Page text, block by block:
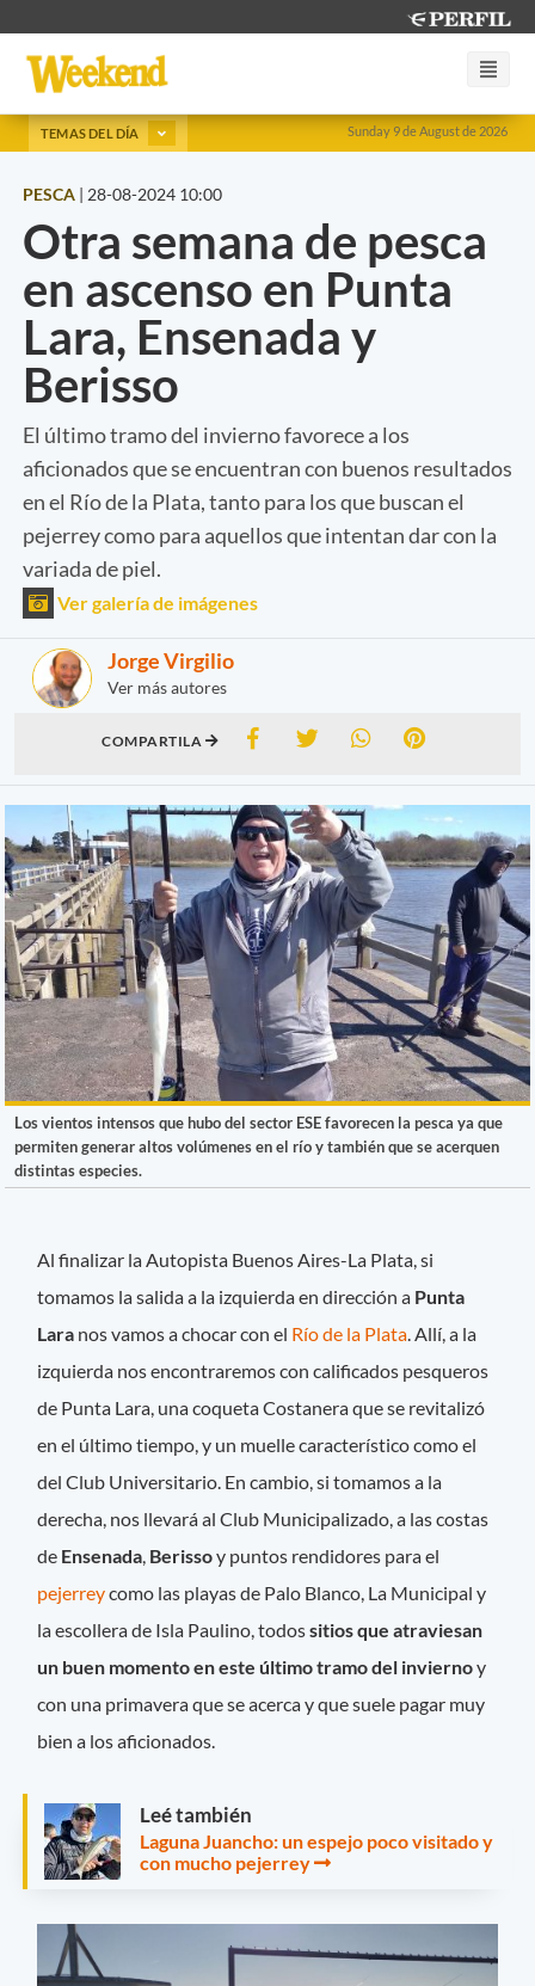
Sunday 9 de August de 2026
TEMAS DEL DÍA
PESCA | 28-08-2024 10:00
Otra semana de pesca
en ascenso en Punta
Lara, Ensenada y
Berisso
El último tramo del invierno favorece a los
aficionados que se encuentran con buenos resultados
en el Río de la Plata, tanto para los que buscan el
pejerrey como para aquellos que intentan dar con la
variada de piel.
Ver galería de imágenes
Jorge Virgilio
Ver más autores
COMPARTILA
Los vientos intensos que hubo del sector ESE favorecen la pesca ya que
permiten generar altos volúmenes en el río y también que se acerquen
distintas especies.
Al finalizar la Autopista Buenos Aires-La Plata, si
tomamos la salida a la izquierda en dirección a Punta
Lara nos vamos a chocar con el Río de la Plata . Allí, a la
izquierda nos encontraremos con calificados pesqueros
de Punta Lara, una coqueta Costanera que se revitalizó
en el último tiempo, y un muelle característico como el
del Club Universitario. En cambio, si tomamos a la
derecha, nos llevará al Club Municipalizado, a las costas
de Ensenada Berissoy puntos rendidores para el
pejerreycomo las playas de Palo Blanco, La Municipal y
la escollera de Isla Paulino, todossitios que atraviesan
un buen momento en este último tramo del inviernoy
con una primavera que se acerca y que suele pagar muy
bien a los aficionados.
Leé también
Laguna Juancho: un espejo poco visitado y
con mucho pejerrey